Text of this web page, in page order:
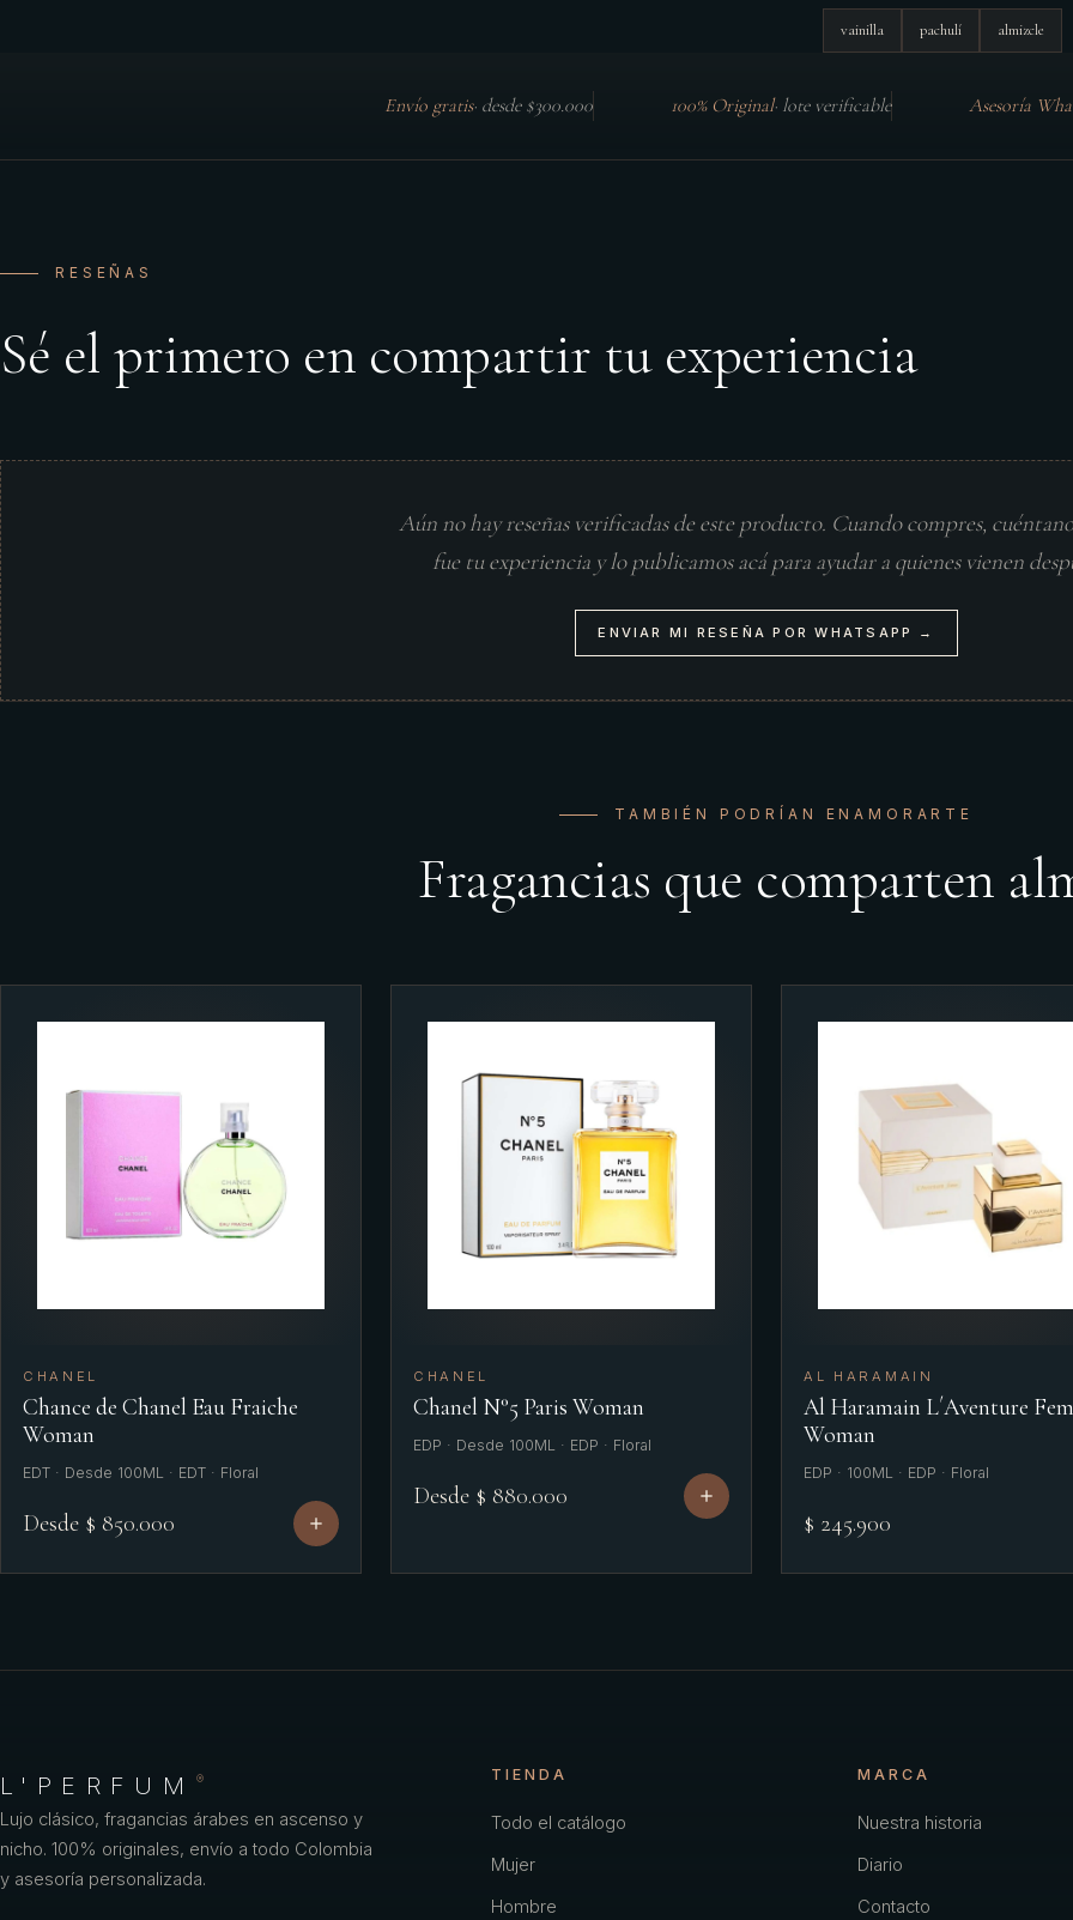
vainilla pachulí almizcle
Envío gratis· desde $300.000 100% Original· lote verificable Asesoría
RESEÑAS
Sé el primero en compartir tu experiencia
Aún no hay reseñas verificadas de este producto. Cuando compres,
fue tu experiencia y lo publicamos acá para ayudar a quienes vienen
ENVIAR MI RESEÑA POR WHATSAPP →
TAMBIÉN PODRÍAN ENAMORARTE
Fragancias que comparten
CHANEL
Chance de Chanel Eau Fraiche
Woman
EDT · Desde 100ML · EDT · Floral
Desde $ 850.000
CHANEL
Chanel N°5 Paris Woman
EDP · Desde 100ML · EDP · Floral
Desde $ 880.000
AL HARAMAIN
Al Haramain L´Aventure
Woman
EDP · 100ML · EDP · Floral
$ 245.900
L'PERFUM ®
Lujo clásico, fragancias árabes en ascenso y
nicho. 100% originales, envío a todo Colombia
y asesoría personalizada.
TIENDA
Todo el catálogo
Mujer
Hombre
MARCA
Nuestra historia
Diario
Contacto